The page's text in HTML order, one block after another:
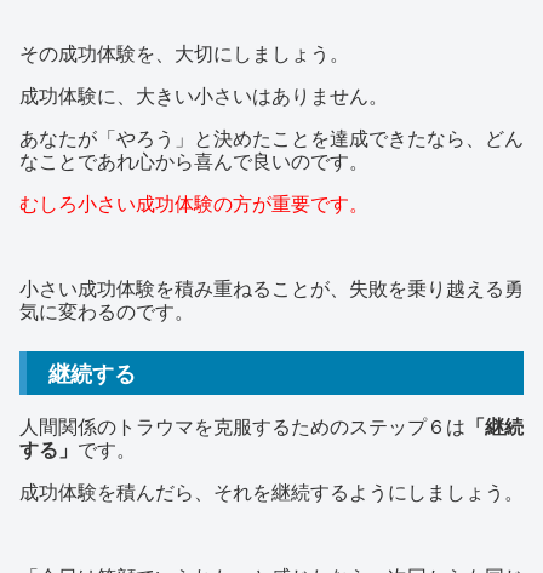
その成功体験を、大切にしましょう。
成功体験に、大きい小さいはありません。
あなたが「やろう」と決めたことを達成できたなら、どん
なことであれ心から喜んで良いのです。
むしろ小さい成功体験の方が重要です。
小さい成功体験を積み重ねることが、失敗を乗り越える勇
気に変わるのです。
継続する
人間関係のトラウマを克服するためのステップ６は 「継続
する」 です。
成功体験を積んだら、それを継続するようにしましょう。